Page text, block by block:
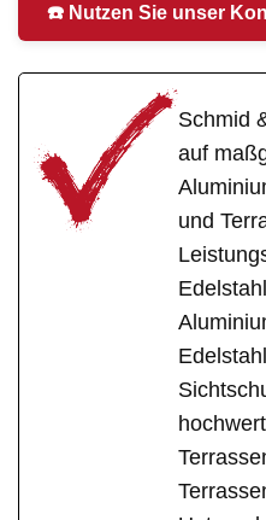
☎️ Nutzen Sie unser
Schmid
auf
und